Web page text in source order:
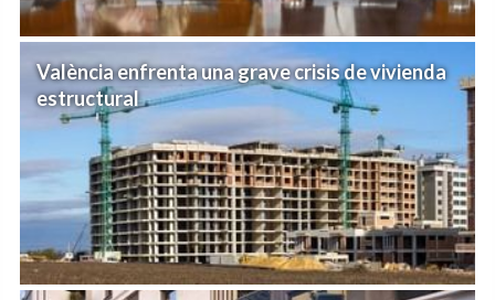
València enfrenta una grave crisis de vivienda
estructural